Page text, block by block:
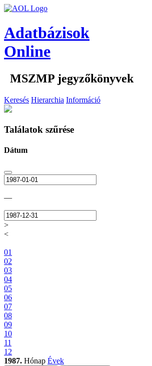
Adatbázisok
Online
MSZMP jegyzőkönyvek
Keresés Hierarchia Információ
Találatok szűrése
Dátum
—
>
<
01
02
03
04
05
06
07
08
09
10
11
12
1987. Hónap Évek